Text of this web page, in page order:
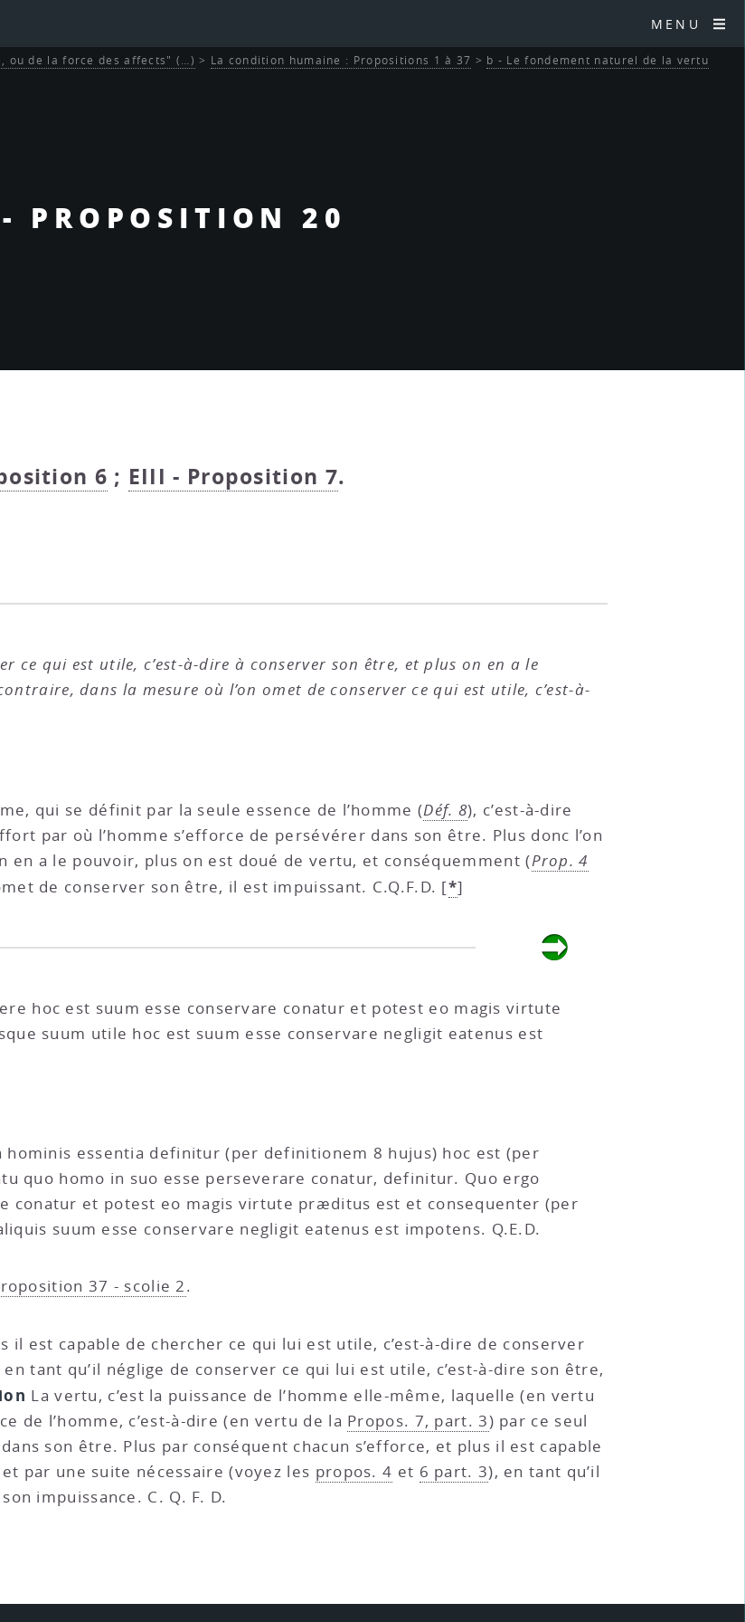
MENU
PROPOSITION 20
ou de la force des affects" (…) > La condition humaine : Propositions 1 à 37 > b - Le fondement naturel de la vertu
6 ; EIII - Proposition 7.
ce qui est utile, c’est-à-dire à conserver son être, et plus on en a le
dans la mesure où l’on omet de conserver ce qui est utile, c’est-à-
qui se définit par la seule essence de l’homme (Déf. 8), c’est-à-dire
par où l’homme s’efforce de persévérer dans son être. Plus donc l’on
en a le pouvoir, plus on est doué de vertu, et conséquemment (Prop. 4
de conserver son être, il est impuissant. C.Q.F.D. [*]
hoc est suum esse conservare conatur et potest eo magis virtute
suum utile hoc est suum esse conservare negligit eatenus est
essentia definitur (per definitionem 8 hujus) hoc est (per
quo homo in suo esse perseverare conatur, definitur. Quo ergo
conatur et potest eo magis virtute præditus est et consequenter (per
suum esse conservare negligit eatenus est impotens. Q.E.D.
37 - scolie 2.
il est capable de chercher ce qui lui est utile, c’est-à-dire de conserver
tant qu’il néglige de conserver ce qui lui est utile, c’est-à-dire son être,
La vertu, c’est la puissance de l’homme elle-même, laquelle (en vertu
de l’homme, c’est-à-dire (en vertu de la Propos. 7, part. 3) par ce seul
son être. Plus par conséquent chacun s’efforce, et plus il est capable
par une suite nécessaire (voyez les propos. 4 et 6 part. 3), en tant qu’il
impuissance. C. Q. F. D.